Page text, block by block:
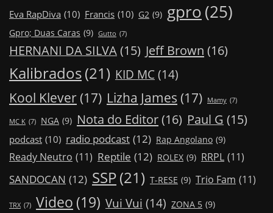
Eva RapDiva (10) Francis (10) G2 (9) gpro(25)
Gpro; Duas Caras (9) Gutto (7)
HERNANI DA SILVA(15) Jeff Brown (16)
Kalibrados(21) KID MC (14)
Kool Klever (17) Lizha James (17) Mamy (7)
MC K (7) NGA (9) Nota do Editor(16) Paul G (15)
podcast (10) radio podcast (12) Rap Angolano (9)
Ready Neutro (11) Reptile (12) ROLEX (9) RRPL (11)
SANDOCAN (12) SSP(21) T-RESE (9) Trio Fam (11)
TRX (7) Video (19) Vui Vui (14) ZONA 5 (9)